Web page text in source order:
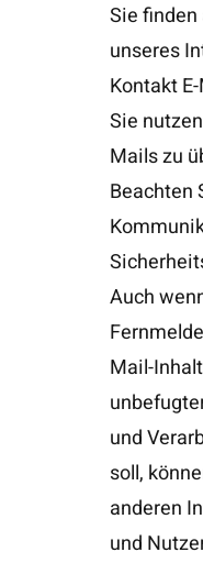
Sie
unseres
Kontakt
Sie
Mails zu
Beachten
Auch
Mail-
und
soll,
anderen
und